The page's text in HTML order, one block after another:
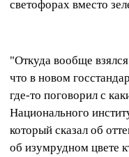
светофорах вместо
"Откуда вообще
что в новом
где-то поговорил с
Национального
который сказал об
об изумрудном цвете